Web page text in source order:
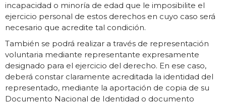
incapacidad o minoría de edad que le imposibilite el
ejercicio personal de estos derechos en cuyo caso será
necesario que acredite tal condición.
También se podrá realizar a través de representación
voluntaria mediante representante expresamente
designado para el ejercicio del derecho. En ese caso,
deberá constar claramente acreditada la identidad del
representado, mediante la aportación de copia de su
Documento Nacional de Identidad o documento